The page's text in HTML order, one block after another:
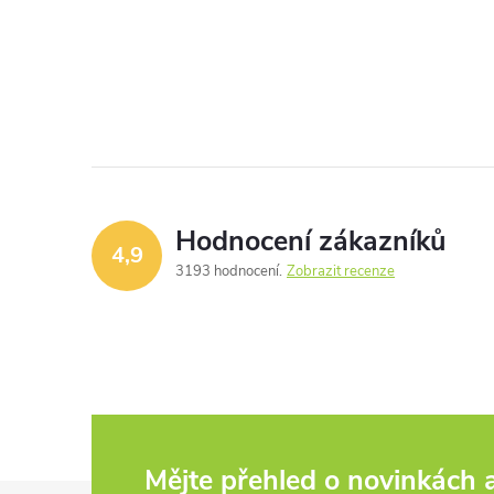
4,9 Hodnocení zákazníků
3193 hodnocení Zobrazit recenze
Mějte přehled o novinkách